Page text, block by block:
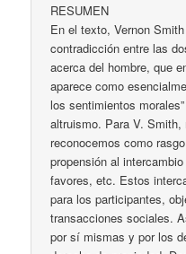
RESUMEN
En el texto, Vernon
contradicción entre las
acerca del hombre, que
aparece como
los sentimientos
altruismo. Para V.
reconocemos como
propensión al
favores, etc. Estos
para los participantes,
transacciones sociales.
por sí mismas y por los